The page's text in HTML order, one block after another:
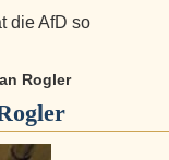
die AfD so
Rogler